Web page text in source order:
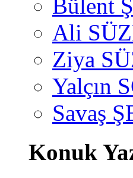
Bülent
Ali
Ziya
Yalçın
Savaş
Konuk